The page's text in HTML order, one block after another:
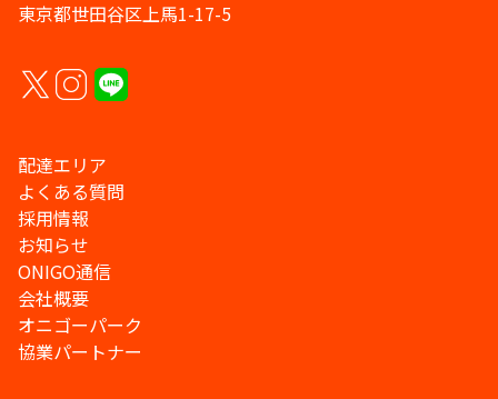
東京都世田谷区上馬1-17-5
配達エリア
よくある質問
採用情報
お知らせ
ONIGO通信
会社概要
オニゴーパーク
協業パートナー